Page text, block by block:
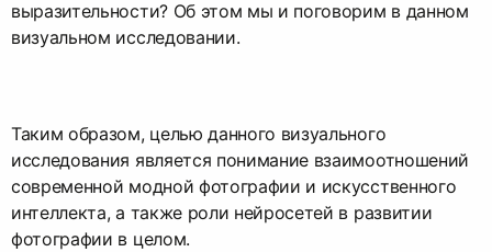
выразительности? Об этом мы и поговорим в данном
визуальном исследовании.
Таким образом, целью данного визуального
исследования является понимание взаимоотношений
современной модной фотографии и искусственного
интеллекта, а также роли нейросетей в развитии
фотографии в целом.